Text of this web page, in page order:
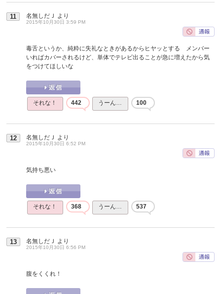
11 名無しだＪ より
2015年10月30日 3:59 PM
毒舌というか、純粋に失礼なときがあるからヒヤッとする メンバー
いればカバーされるけど、単体でテレビ出ることが急に増えたから気
をつけてほしいな
それな！ 442 うーん… 100
12 名無しだＪ より
2015年10月30日 6:52 PM
気持ち悪い
それな！ 368 うーん… 537
13 名無しだＪ より
2015年10月30日 6:56 PM
腹をくくれ！